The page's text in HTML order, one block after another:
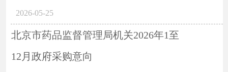
2026-05-25
北京市药品监督管理局机关2026年1至
12月政府采购意向